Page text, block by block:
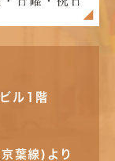
ル1階
葉線)より